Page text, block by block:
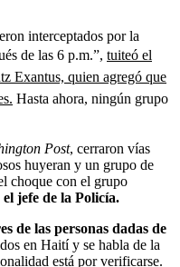
interceptados por la
de las 6 p.m.”, tuiteó el
Exantus, quien agregó que
Hasta ahora, ningún grupo
Post, cerraron vías
huyeran y un grupo de
choque con el grupo
jefe de la Policía.
de las personas dadas de
en Haití y se habla de la
está por verificarse.